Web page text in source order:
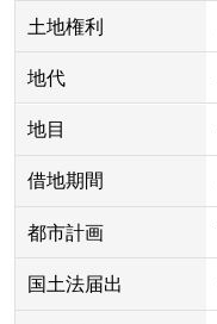
土地権利
地代
地目
借地期間
都市計画
国土法届出